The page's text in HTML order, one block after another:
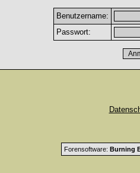
Benutzername:
Passwort:
Forensoftware: Burning